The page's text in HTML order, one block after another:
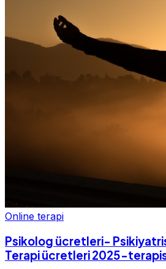
Online terapi
Psikolog ücretleri-
Terapi ücretleri 2025-